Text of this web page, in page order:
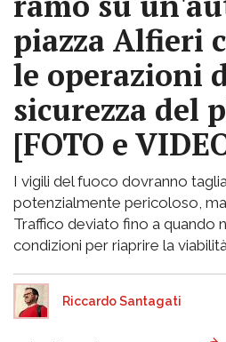
piazza Alfieri
le operazioni
sicurezza del
[FOTO e
I vigili del fuoco dovranno
potenzialmente pericoloso,
Traffico deviato fino a quando
condizioni per riaprire la
Riccardo Santagati